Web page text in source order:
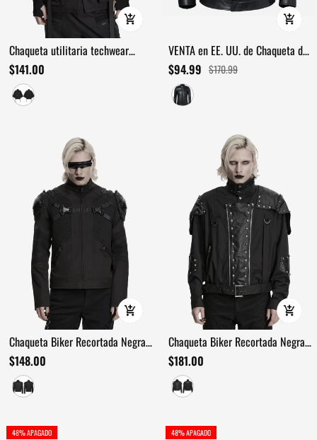
Chaqueta utilitaria techwear
negra punk con correas
$141.00
VENTA en EE. UU. de Chaqueta de
Cuero Auténtico para
Motociclistas con Bolsillos / Ropa
de Motocicleta para Hombre
$94.99 $170.99
Chaqueta Biker Recortada Negra
con Tachuelas y Anillas D
$148.00
Chaqueta Biker Recortada Negra
con Tachuelas y Anillas D
$181.00
48% APAGADO 48% APAGADO